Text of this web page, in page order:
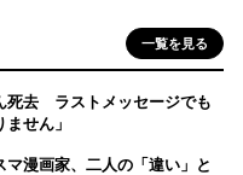
一覧を見る
死去 ラストメッセージでも
せん」
漫画家、二人の「違い」と